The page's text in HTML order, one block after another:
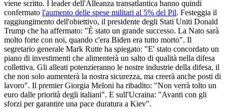
viene scritto. I leader dell'Alleanza transatlantica hanno quindi
confermato l'aumento delle spese militari al 5% del Pil. Festeggia il
raggiungimento dell'obiettivo, il presidente degli Stati Uniti Donald
Trump che ha affermato: "È stato un grande successo. La Nato sarà
molto forte con noi, quando c'era Biden era tutto morto". Il
segretario generale Mark Rutte ha spiegato: "E' stato concordato un
piano di investimenti che alimenterà un salto di qualità nella difesa
collettiva. Gli alleati potenzieranno le nostre industrie della difesa, il
che non solo aumenterà la nostra sicurezza, ma creerà anche posti di
lavoro". Il premier Giorgia Meloni ha ribadito: "Non verrà tolto un
euro dalle priorità degli italiani". E sull'Ucraina: "Avanti con gli
sforzi per garantire una pace duratura a Kiev".